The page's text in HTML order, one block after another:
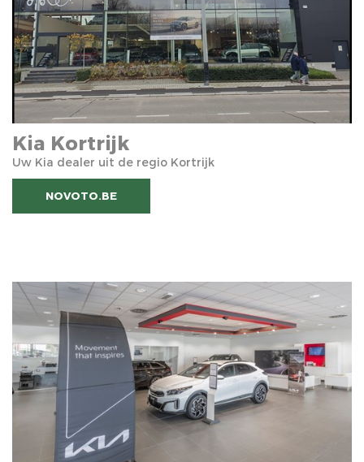
Kia Kortrijk
Uw Kia dealer uit de regio Kortrijk
NOVOTO.BE